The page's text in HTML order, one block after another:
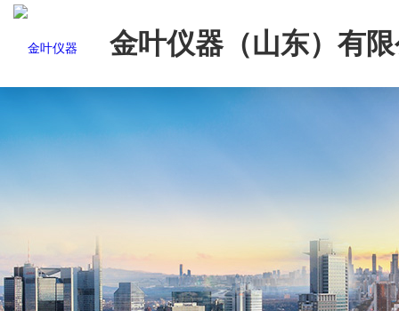
金叶仪器（山东）有